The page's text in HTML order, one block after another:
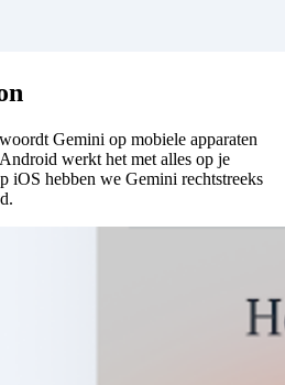
Gemini op mobiele apparaten
werkt het met alles op je
iOS hebben we Gemini rechtstreeks